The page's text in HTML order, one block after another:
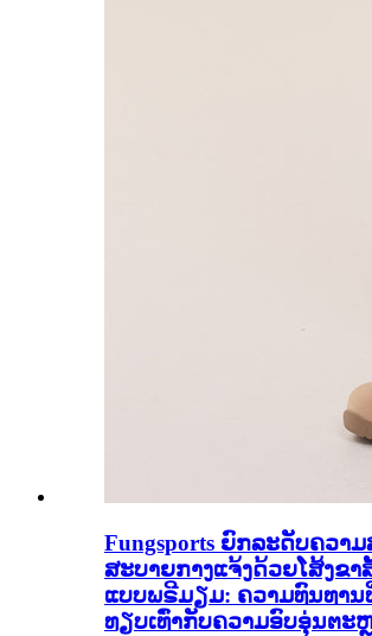
Fungsports ຍົກລະດັບຄວາ
ສະບາຍກາງແຈ້ງດ້ວຍໂສ້ງຂ
ແບບພຣີມຽມ: ຄວາມທົນທານ
ທຽບເທົ່າກັບຄວາມອົບອຸ່ນຕະ